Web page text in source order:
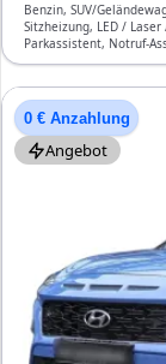
Benzin, SUV/
Sitzheizung, LED /
Parkassistent, Notruf-
Verkehrszeichen-
0 € Anzahlung
Angebot